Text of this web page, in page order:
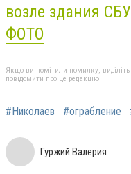
возле здания
ФОТО
Якщо ви помітили помилку, виділіть
повідомити про це редакцію
#Николаев #ограбление
Гуржий Валерия